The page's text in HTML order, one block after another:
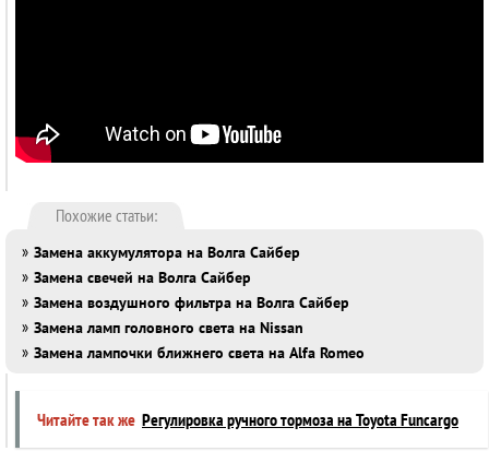
Похожие статьи:
» Замена аккумулятора на Волга Сайбер
» Замена свечей на Волга Сайбер
» Замена воздушного фильтра на Волга Сайбер
» Замена ламп головного света на Nissan
» Замена лампочки ближнего света на Alfa Romeo
Читайте так же Регулировка ручного тормоза на Toyota Funcargo